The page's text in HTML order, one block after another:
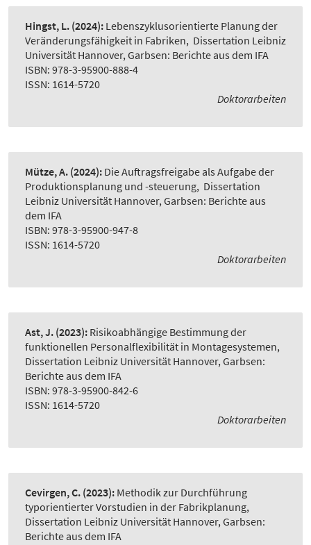
Hingst, L. (2024): Lebenszyklusorientierte Planung der
Veränderungsfähigkeit in Fabriken, Dissertation Leibniz
Universität Hannover, Garbsen: Berichte aus dem IFA
ISBN: 978-3-95900-888-4
ISSN: 1614-5720
Doktorarbeiten
Mütze, A. (2024): Die Auftragsfreigabe als Aufgabe der
Produktionsplanung und -steuerung, Dissertation
Leibniz Universität Hannover, Garbsen: Berichte aus
dem IFA
ISBN: 978-3-95900-947-8
ISSN: 1614-5720
Doktorarbeiten
Ast, J. (2023): Risikoabhängige Bestimmung der
funktionellen Personalflexibilität in Montagesystemen,
Dissertation Leibniz Universität Hannover, Garbsen:
Berichte aus dem IFA
ISBN: 978-3-95900-842-6
ISSN: 1614-5720
Doktorarbeiten
Cevirgen, C. (2023): Methodik zur Durchführung
typorientierter Vorstudien in der Fabrikplanung,
Dissertation Leibniz Universität Hannover, Garbsen:
Berichte aus dem IFA